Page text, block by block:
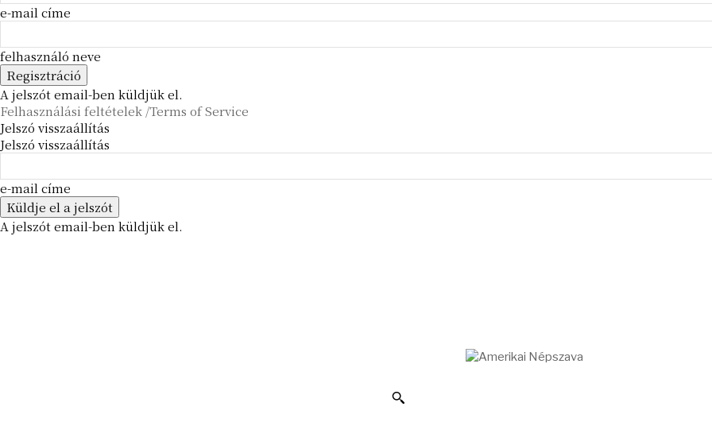
e-mail címe
felhasználó neve
A jelszót email-ben küldjük el.
Felhasználási feltételek /Terms of Service
Jelszó visszaállítás
Jelszó visszaállítás
e-mail címe
A jelszót email-ben küldjük el.